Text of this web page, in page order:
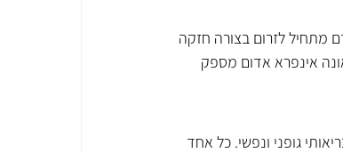
מתחיל לזרום בצורה חזקה
אינפרא אדום מספק
גופני ונפשי. כל אחד